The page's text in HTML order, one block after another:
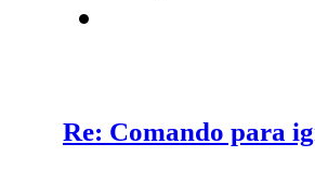
Re: Comando para